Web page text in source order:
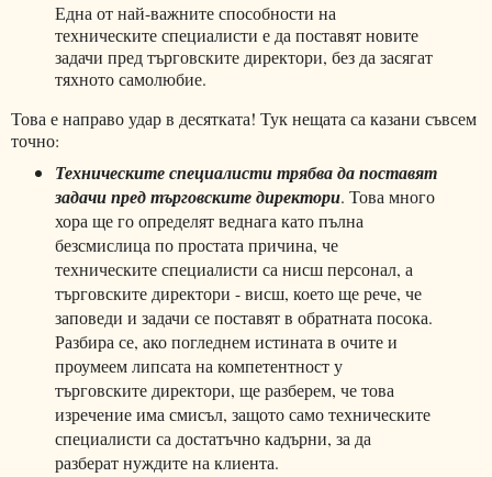
Една от най-важните способности на
техническите специалисти е да поставят новите
задачи пред търговските директори, без да засягат
тяхното самолюбие.
Това е направо удар в десятката! Тук нещата са казани съвсем
точно:
Техническите специалисти трябва да поставят
задачи пред търговските директори. Това много
хора ще го определят веднага като пълна
безсмислица по простата причина, че
техническите специалисти са нисш персонал, а
търговските директори - висш, което ще рече, че
заповеди и задачи се поставят в обратната посока.
Разбира се, ако погледнем истината в очите и
проумеем липсата на компетентност у
търговските директори, ще разберем, че това
изречение има смисъл, защото само техническите
специалисти са достатъчно кадърни, за да
разберат нуждите на клиента.